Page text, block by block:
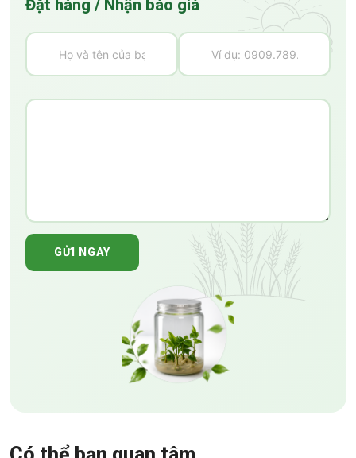
Đặt hàng / Nhận báo giá
GỬI NGAY